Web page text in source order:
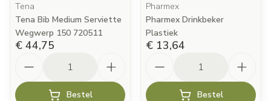
Tena
Tena Bib Medium Serviette
Wegwerp 150 720511
€ 44,75
Bestel
Pharmex
Pharmex Drinkbeker
Plastiek
€ 13,64
Bestel